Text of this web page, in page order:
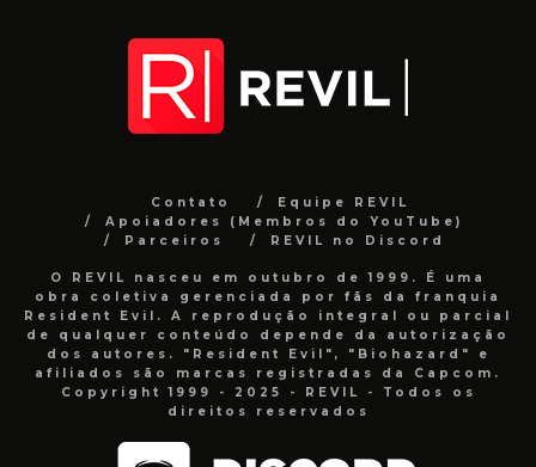
Contato
Equipe REVIL
Apoiadores (Membros do YouTube)
Parceiros
REVIL no Discord
O REVIL nasceu em outubro de 1999. É uma
obra coletiva gerenciada por fãs da franquia
Resident Evil. A reprodução integral ou parcial
de qualquer conteúdo depende da autorização
dos autores. "Resident Evil", "Biohazard" e
afiliados são marcas registradas da Capcom.
Copyright 1999 - 2025 - REVIL - Todos os
direitos reservados